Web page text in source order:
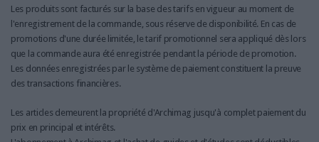
Les produits sont facturés sur la base des tarifs en vigueur au moment de
l'enregistrement de la commande, sous réserve de disponibilité. En cas de
promotions d'une durée limitée, le tarif promotionnel sera appliqué dès lors
que la commande aura été enregistrée pendant la période de promotion.
Les données enregistrées par le système de paiement constituent la preuve
des transactions financières.
Les articles demeurent la propriété d'Archimag jusqu'à complet paiement du
prix en principal et intérêts.